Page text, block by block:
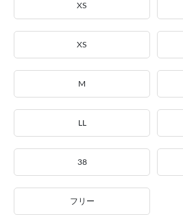
XS
XS
M
LL
38
フリー